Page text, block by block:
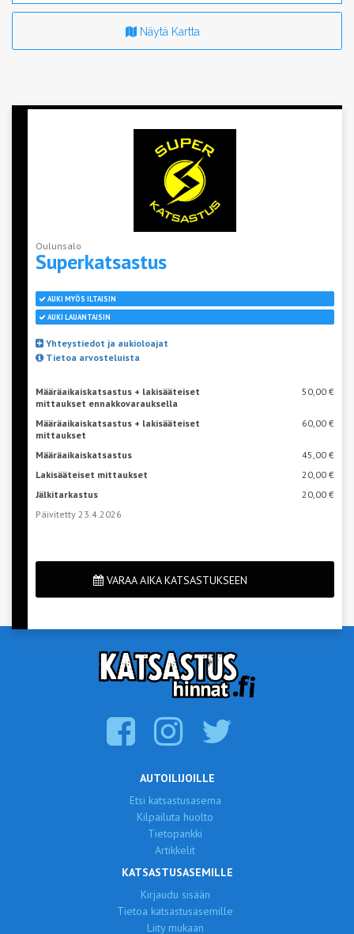
Näytä Kartta
Oulunsalo
Superkatsastus
AUKI MYÖS ILTAISIN
AUKI LAUANTAISIN
Yhteystiedot ja aukioloajat
Tietoa arvosteluista
Määräaikaiskatsastus + lakisääteiset
mittaukset ennakkovarauksella
50,00 €
Määräaikaiskatsastus + lakisääteiset
mittaukset
60,00 €
Määräaikaiskatsastus
45,00 €
Lakisääteiset mittaukset
20,00 €
Jälkitarkastus
20,00 €
Päivitetty 23.4.2026
VARAA AIKA KATSASTUKSEEN
AUTOILIJOILLE
Etsi katsastusasema
Kilpailuta huolto
Tietopankki
Artikkelit
KATSASTUSASEMILLE
Kirjaudu sisään
Tietoa katsastusasemille
Liity mukaan